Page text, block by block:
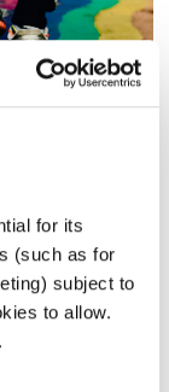
for its
(such as for
subject to
to allow.
.
כל יום מחדש – 28.2.23
כל יום מחדש
28.02.23
00:59:23